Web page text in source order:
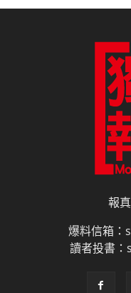
報
爆料信箱
讀者投書